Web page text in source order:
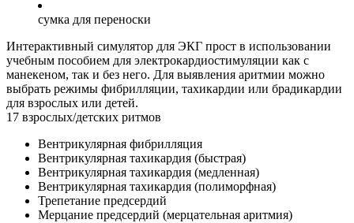
сумка для переноски
Интерактивный симулятор для ЭКГ прост в использовании
учебным пособием для электрокардиостимуляции как с
манекеном, так и без него. Для выявления аритмии можно
выбрать режимы фибрилляции, тахикардии или брадикардии
для взрослых или детей.
17 взрослых/детских ритмов
Вентрикулярная фибрилляция
Вентрикулярная тахикардия (быстрая)
Вентрикулярная тахикардия (медленная)
Вентрикулярная тахикардия (полиморфная)
Трепетание предсердий
Мерцание предсердий (мерцательная аритмия)